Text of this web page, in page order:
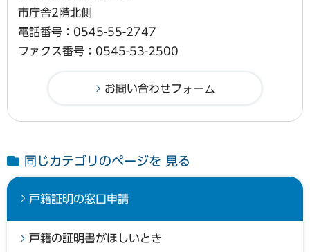
市庁舎2階北側
電話番号：0545-55-2747
ファクス番号：0545-53-2500
同じカテゴリのページを 見る
戸籍証明の窓口申請
戸籍の証明書がほしいとき